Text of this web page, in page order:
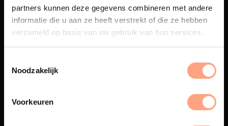
partners kunnen deze gegevens combineren met andere
informatie die u aan ze heeft verstrekt of die ze hebben
verzameld op basis van uw gebruik van hun services.
Noodzakelijk
Voorkeuren
vakmanschap en design
samenkomen.
Spuiterij